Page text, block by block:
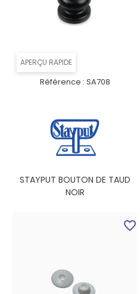
APERÇU RAPIDE
Référence : SA708
STAYPUT BOUTON DE TAUD
NOIR
favorite_border